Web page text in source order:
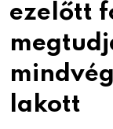
ezelőtt
lakott